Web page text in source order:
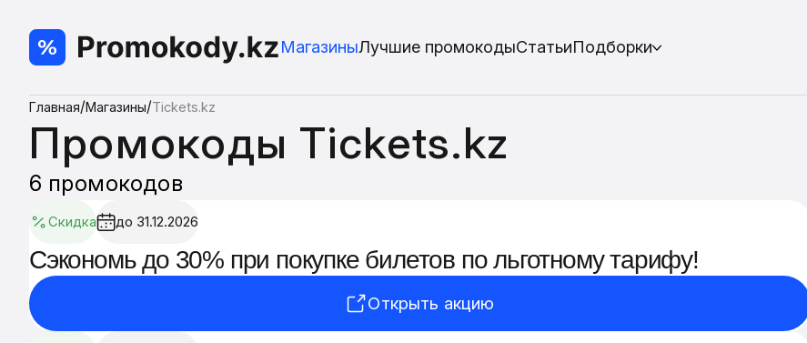
МагазиныЛучшие промокодыСтатьиПодборки
Главная/Магазины/Tickets.kz
Промокоды Tickets.kz
6 промокодов
Скидка до 31.12.2026
Сэкономь до 30% при покупке билетов по льготному тарифу!
Открыть акцию